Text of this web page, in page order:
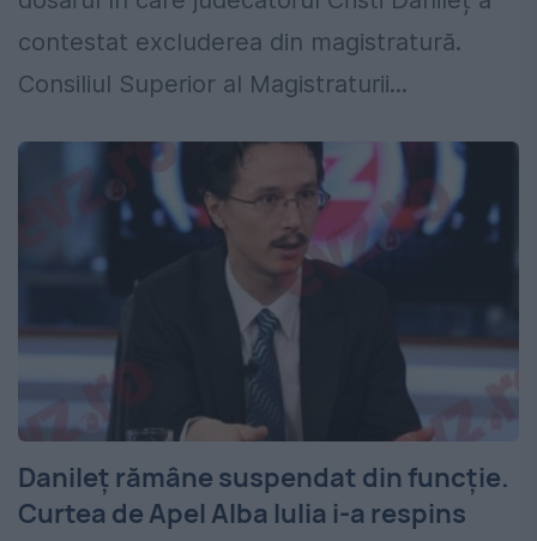
contestat excluderea din magistratură.
Consiliul Superior al Magistraturii...
Danileț rămâne suspendat din funcție.
Curtea de Apel Alba Iulia i-a respins